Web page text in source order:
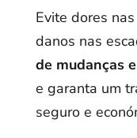
Evite dores
danos nas
de mudanças
e garanta um
seguro e